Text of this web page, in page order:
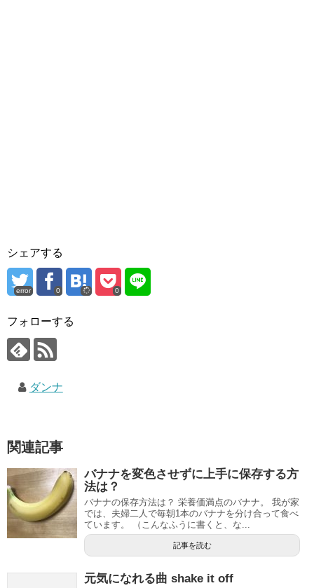
シェアする
error 0 0
フォローする
ダンナ
関連記事
バナナを変色させずに上手に保存する方
法は？
バナナの保存方法は？ 栄養価満点のバナナ。 我が家
では、夫婦二人で毎朝1本のバナナを分け合って食べ
ています。 （こんなふうに書くと、な...
記事を読む
元気になれる曲 shake it off